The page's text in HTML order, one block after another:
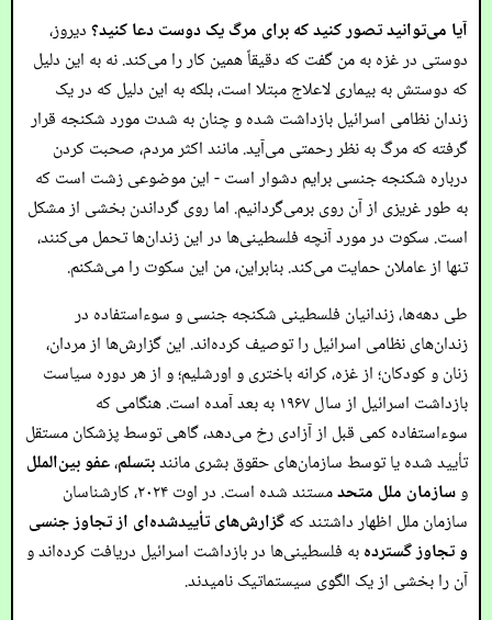
آیا می‌توانید تصور کنید که برای مرگ یک دوست دعا کنید؟دیروز،
دوستی در غزه به من گفت که دقیقاً همین کار را می‌کند. نه به این دلیل
که دوستش به بیماری لاعلاج مبتلا است، بلکه به این دلیل که در یک
زندان نظامی اسرائیل بازداشت شده و چنان به شدت مورد شکنجه قرار
گرفته که مرگ به نظر رحمتی می‌آید. مانند اکثر مردم، صحبت کردن
درباره شکنجه جنسی برایم دشوار است - این موضوعی زشت است که
به طور غریزی از آن روی برمی‌گردانیم. اما روی گرداندن بخشی از مشکل
است. سکوت در مورد آنچه فلسطینی‌ها در این زندان‌ها تحمل می‌کنند،
تنها از عاملان حمایت می‌کند. بنابراین، من این سکوت را می‌شکنم.
طی دهه‌ها، زندانیان فلسطینی شکنجه جنسی و سوءاستفاده در
زندان‌های نظامی اسرائیل را توصیف کرده‌اند. این گزارش‌ها از مردان،
زنان و کودکان؛ از غزه، کرانه باختری و اورشلیم؛ و از هر دوره سیاست
بازداشت اسرائیل از سال ۱۹۶۷ به بعد آمده است. هنگامی که
سوءاستفاده کمی قبل از آزادی رخ می‌دهد، گاهی توسط پزشکان مستقل
تأیید شده یا توسط سازمان‌های حقوق بشری مانندبتسلم،عفو بین‌الملل
وسازمان ملل متحد
مستند شده است. در اوت ۲۰۲۴، کارشناسان
سازمان ملل اظهار داشتند کهگزارش‌های تأییدشده‌ای از تجاوز جنسی
و تجاوز گستردهبه فلسطینی‌ها در بازداشت اسرائیل دریافت کرده‌اند و
آن را بخشی از یک الگوی سیستماتیک نامیدند.